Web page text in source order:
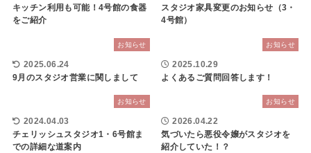
キッチン利用も可能！4号館の食器
をご紹介
スタジオ家具変更のお知らせ（3・
4号館）
お知らせ
2025.06.24
9月のスタジオ営業に関しまして
お知らせ
2025.10.29
よくあるご質問回答します！
お知らせ
2024.04.03
チェリッシュスタジオ1・6号館ま
での詳細な道案内
お知らせ
2026.04.22
気づいたら悪役令嬢がスタジオを
紹介していた！？